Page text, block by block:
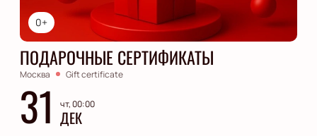
0+
ПОДАРОЧНЫЕ СЕРТИФИКАТЫ
Москва Gift certificate
31 чт, 00:00
ДЕК